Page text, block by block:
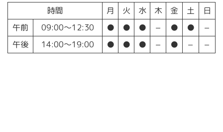
時間 月 火 水 木 金 土
日
午前
09:00〜12:30 ● ● ● − ● ●
−
午後
14:00〜19:00 ● ● ● − ● − −